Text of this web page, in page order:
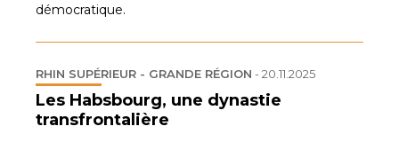
démocratique.
RHIN SUPÉRIEUR - GRANDE RÉGION -20.11.2025
Les Habsbourg, une dynastie
transfrontalière